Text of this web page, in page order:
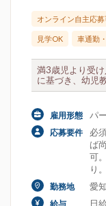
オンライン自主応募
見学OK 車通勤
満3歳児より受
に基づき、幼児
雇用形態 パ
応募要件
必
ば
可
り。
勤務地 愛
給与 日